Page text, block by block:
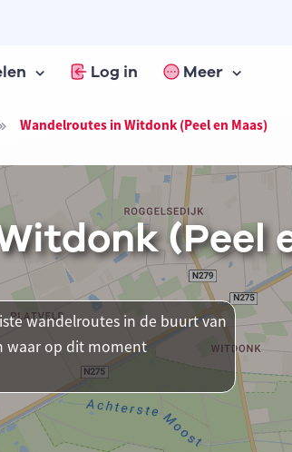
Log in Meer
Wandelroutes in Witdonk (Peel en Maas)
(Peel
wandelroutes in de buurt van
waar op dit moment